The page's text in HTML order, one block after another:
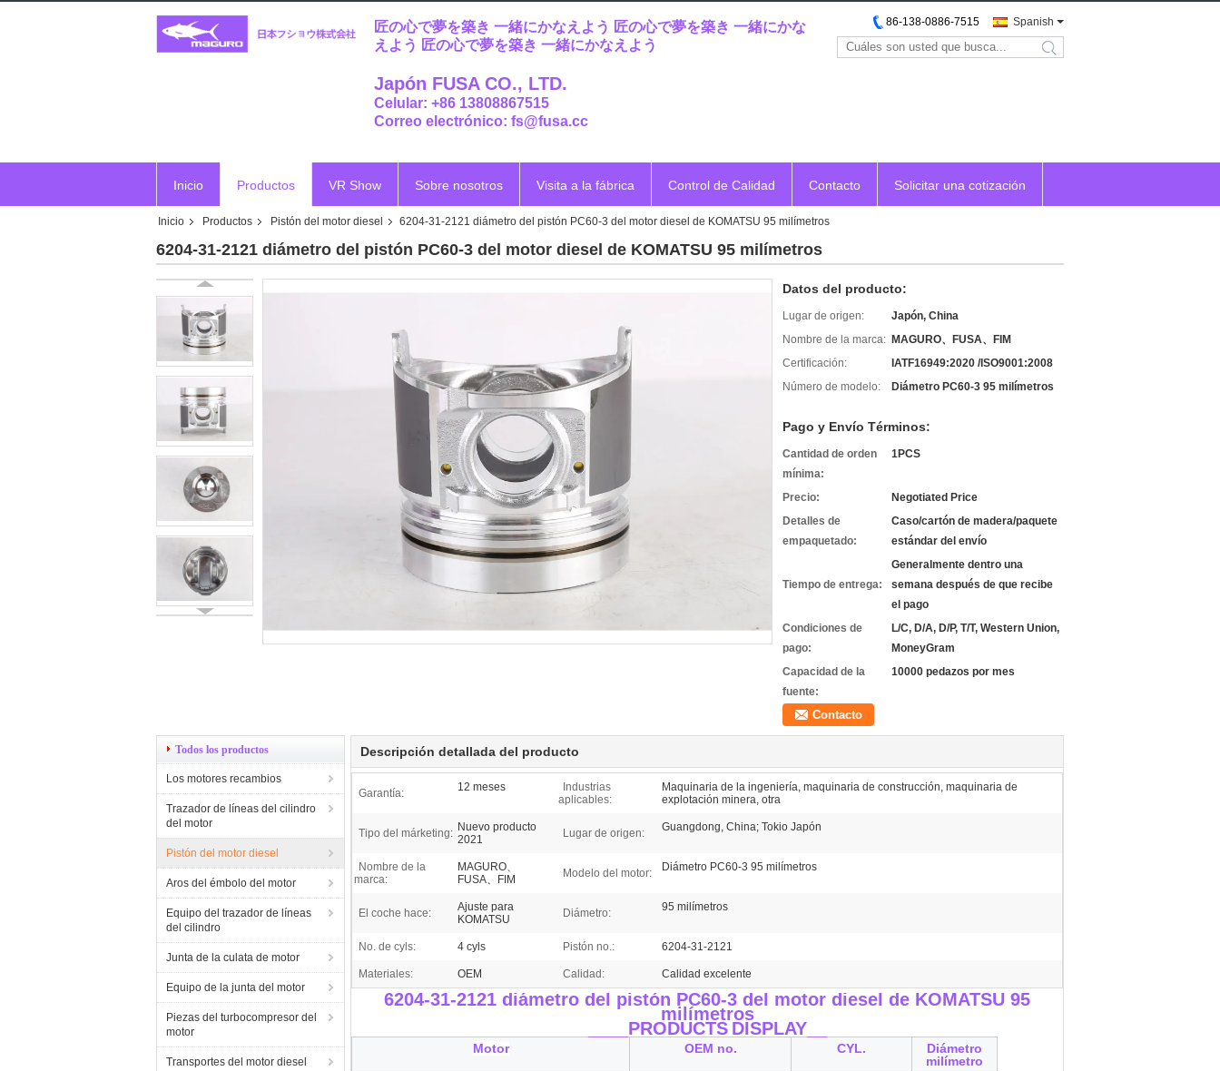
匠の心で夢を築き 一緒にかなえよう 匠の心で夢を築き 一緒にかな
えよう 匠の心で夢を築き 一緒にかなえよう
Japón FUSA CO., LTD.
Celular: +86 13808867515
Correo electrónico: fs@fusa.cc
Spanish
86-138-0886-7515
search
Inicio Productos VR Show Sobre nosotros Visita a la fábrica Control de Calidad Contacto Solicitar una cotización
Inicio Productos Pistón del motor diesel 6204-31-2121 diámetro del pistón PC60-3 del motor diesel de KOMATSU 95 milímetros
6204-31-2121 diámetro del pistón PC60-3 del motor diesel de KOMATSU 95 milímetros
Datos del producto:
Lugar de origen:
Japón, China
Nombre de la marca: MAGURO、FUSA、FIM
Certificación:
IATF16949:2020 /ISO9001:2008
Número de modelo:
Diámetro PC60-3 95 milímetros
Pago y Envío Términos:
Cantidad de orden
mínima:
1PCS
Precio:
Negotiated Price
Detalles de
empaquetado:
Caso/cartón de madera/paquete
estándar del envío
Tiempo de entrega:
Generalmente dentro una
semana después de que recibe
el pago
Condiciones de
pago:
L/C, D/A, D/P, T/T, Western Union,
MoneyGram
Capacidad de la
fuente:
10000 pedazos por mes
Contacto
Todos los productos
Los motores recambios
Trazador de líneas del cilindro
del motor
Pistón del motor diesel
Aros del émbolo del motor
Equipo del trazador de líneas
del cilindro
Junta de la culata de motor
Equipo de la junta del motor
Piezas del turbocompresor del
motor
Transportes del motor diesel
Descripción detallada del producto
Garantía: 12 meses
Industrias
aplicables:
Maquinaria de la ingeniería, maquinaria de construcción, maquinaria de
explotación minera, otra
Tipo del márketing: Nuevo producto
2021
Lugar de origen: Guangdong, China; Tokio Japón
Nombre de la
marca:
MAGURO、
FUSA、FIM
Modelo del motor: Diámetro PC60-3 95 milímetros
El coche hace:
Ajuste para
KOMATSU
Diámetro: 95 milímetros
No. de cyls: 4 cyls Pistón no.: 6204-31-2121
Materiales: OEM Calidad: Calidad excelente
6204-31-2121 diámetro del pistón PC60-3 del motor diesel de KOMATSU 95
milímetros
____PRODUCTS DISPLAY__
Motor OEM no. CYL.
Diámetro
milímetro